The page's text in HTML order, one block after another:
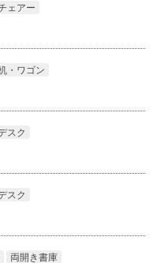
ェアー
・ワゴン
スク
スク
両開き書庫